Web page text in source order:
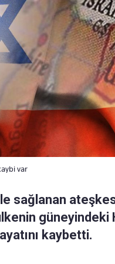
var
sağlanan
güneyindeki
kaybetti.